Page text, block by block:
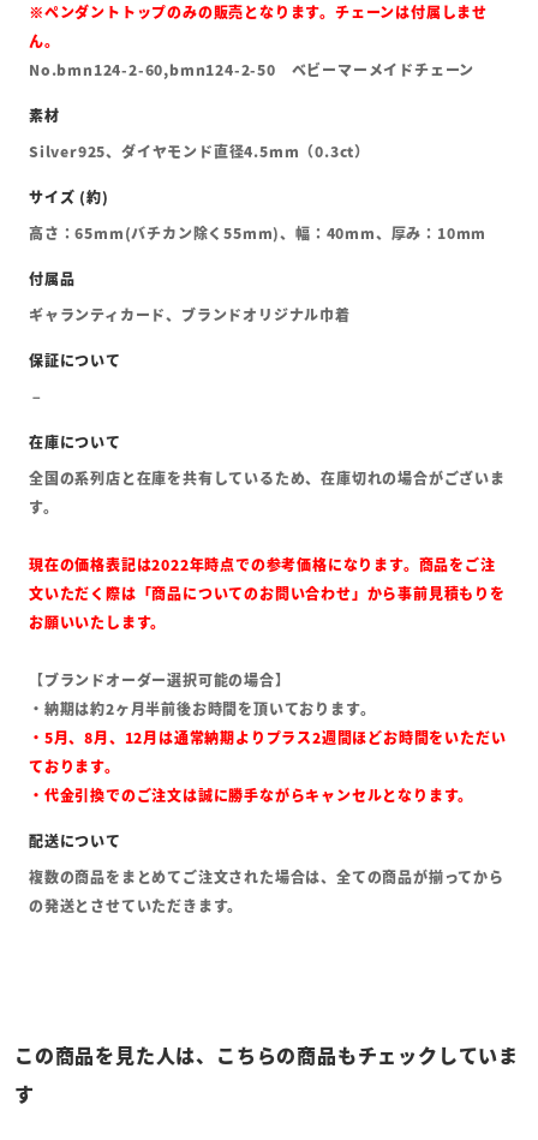
※ペンダントトップのみの販売となります。チェーンは付属しませ
ん。
No.bmn124-2-60,bmn124-2-50 ベビーマーメイドチェーン
Silver925、ダイヤモンド直径4.5mm（0.3ct）
高さ：65mm(バチカン除く55mm)、幅：40mm、厚み：10mm
ギャランティカード、ブランドオリジナル巾着
全国の系列店と在庫を共有しているため、在庫切れの場合がございま
す。
現在の価格表記は2022年時点での参考価格になります。商品をご注
文いただく際は「商品についてのお問い合わせ」から事前見積もりを
お願いいたします。
【ブランドオーダー選択可能の場合】
・納期は約2ヶ月半前後お時間を頂いております。
・5月、8月、12月は通常納期よりプラス2週間ほどお時間をいただい
ております。
・代金引換でのご注文は誠に勝手ながらキャンセルとなります。
複数の商品をまとめてご注文された場合は、全ての商品が揃ってから
の発送とさせていただきます。
この商品を見た人は、こちらの商品もチェックしていま
す